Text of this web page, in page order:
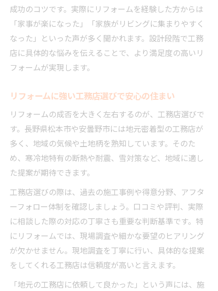
成功のコツです。実際にリフォームを経験した方からは
「家事が楽になった」「家族がリビングに集まりやすく
なった」といった声が多く聞かれます。設計段階で工務
店に具体的な悩みを伝えることで、より満足度の高いリ
フォームが実現します。
リフォームに強い工務店選びで安心の住まい
リフォームの成否を大きく左右するのが、工務店選びで
す。長野県松本市や安曇野市には地元密着型の工務店が
多く、地域の気候や土地柄を熟知しています。そのた
め、寒冷地特有の断熱や耐震、雪対策など、地域に適し
た提案が期待できます。
工務店選びの際は、過去の施工事例や得意分野、アフタ
ーフォロー体制を確認しましょう。口コミや評判、実際
に相談した際の対応の丁寧さも重要な判断基準です。特
にリフォームでは、現場調査や細かな要望のヒアリング
が欠かせません。現地調査を丁寧に行い、具体的な提案
をしてくれる工務店は信頼度が高いと言えます。
「地元の工務店に依頼して良かった」という声には、施